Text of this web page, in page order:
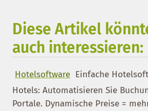
Diese Artikel
auch interessieren:
Hotelsoftware Einfache
Hotels: Automatisieren Sie
Portale. Dynamische Preise =